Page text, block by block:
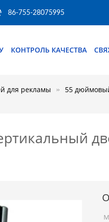
86-755-28075995
КОНТРОЛЬ КАЧЕСТВА
для рекламы
55